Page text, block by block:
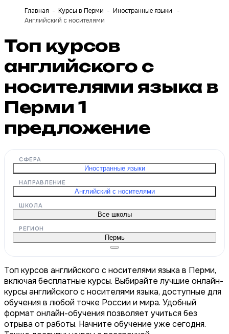
Главная Курсы в Перми
Иностранные языки
Английский с носителями
Топ курсов
английского с
носителями языка в
Перми1
предложение
СФЕРА
Иностранные языки
НАПРАВЛЕНИЕ
Английский с носителями
ШКОЛА
Все школы
РЕГИОН
Пермь
Топ курсов английского с носителями языка в Перми,
включая бесплатные курсы. Выбирайте лучшие онлайн-
курсы английского с носителями языка, доступные для
обучения в любой точке России и мира. Удобный
формат онлайн-обучения позволяет учиться без
отрыва от работы. Начните обучение уже сегодня.